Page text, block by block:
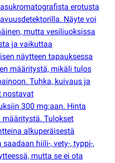
erotusta
Näyte voi
mutta vesiliuoksissa
ja vaikuttaa
näytteen tapauksessa
määritystä, mikäli tulos
Tuhka, kuivaus ja
nostavat
300 mg:aan. Hinta
Tulokset
alkuperäisestä
hiili-, vety-, typpi-,
mutta se ei ota